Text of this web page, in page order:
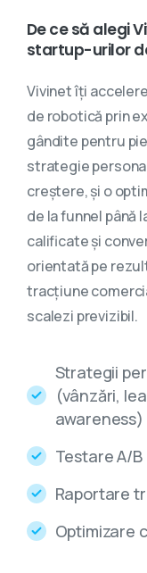
Decesă alegi
startup-urilor
Vivinet îți
de robotică prin
gândite pentru
strategie
creștere, și o
de la funnel până
calificate și
orientată pe
tracțiune
scalezi previzibil.
Strategii
(vânzări,
awareness)
Testare A/
Raportare
Optimizare